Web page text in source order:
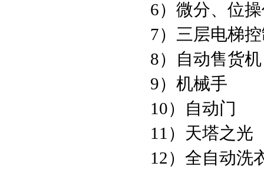
6）微分、位
7）三层电梯
8）自动售货机
9）机械手
10）自动门
11）天塔之光
12）全自动洗